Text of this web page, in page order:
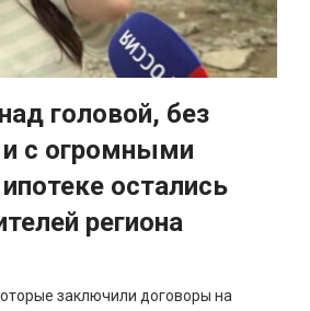
головой, без
и с огромными
остались
региона
заключили договоры на